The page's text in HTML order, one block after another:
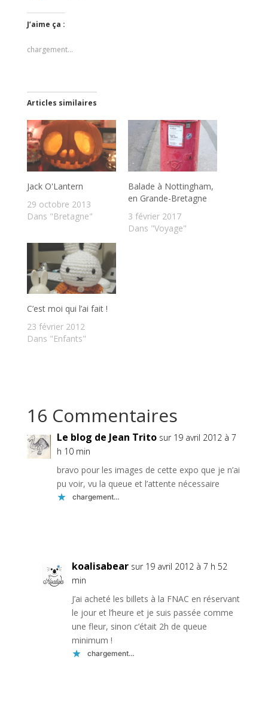
J’aime ça :
chargement…
Articles similaires
Jack O'Lantern
29 octobre 2013
Dans "Bretagne"
Balade à Nottingham,
en Grande-Bretagne
3 février 2017
Dans "Voyage"
C’est moi qui l’ai fait !
23 février 2012
Dans "Enfants"
16 Commentaires
Le blog de Jean Trito sur 19 avril 2012 à 7
h 10 min
bravo pour les images de cette expo que je n’ai
pu voir, vu la queue et l’attente nécessaire
chargement…
koalisabear sur 19 avril 2012 à 7 h 52
min
J’ai acheté les billets à la FNAC en réservant
le jour et l’heure et je suis passée comme
une fleur, sinon c’était 2h de queue
minimum !
chargement…